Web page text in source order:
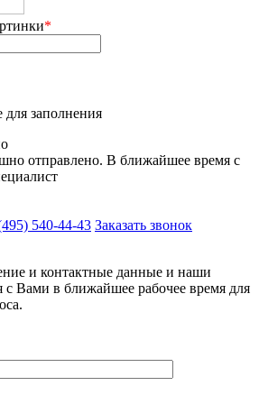
*
для заполнения
отправлено. В ближайшее время с
540-44-43 Заказать звонок
и контактные данные и наши
с Вами в ближайшее рабочее время для